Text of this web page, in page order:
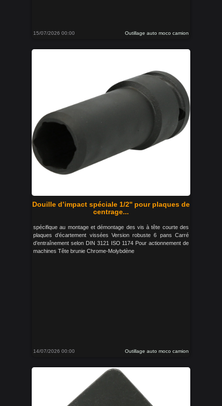
15/07/2026 00:00 Outillage auto moco camion
Douille d’impact spéciale 1/2'' pour plaques de
centrage...
spécifique au montage et démontage des vis à tête courte des
plaques d’écartement vissées Version robuste 6 pans Carré
d’entraînement selon DIN 3121 ISO 1174 Pour actionnement de
machines Tête brunie Chrome-Molybdène
14/07/2026 00:00 Outillage auto moco camion